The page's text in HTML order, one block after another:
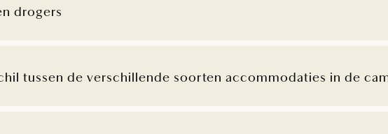
drogers
tussen de verschillende soorten accommodaties in de